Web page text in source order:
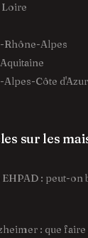
Loire
Rhône-Alpes
Côte d'Azur
sur les
: peut-on
: que